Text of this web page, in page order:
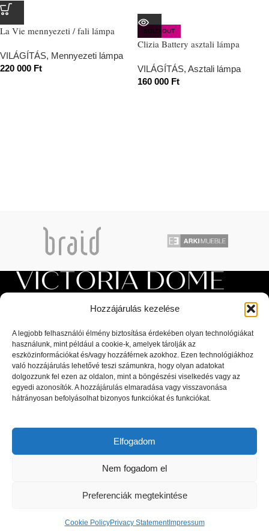
Hozzájárulás kezelése
A legjobb felhasználói élmény biztosítása érdekében olyan technológiákat
használunk, mint például a cookie-k, amelyek tárolják az
eszközinformációkat és/vagy hozzáférnek azokhoz. Ezen technológiákhoz
való hozzájárulás lehetővé teszi számunkra, hogy olyan adatokat
dolgozzunk fel ezen az oldalon, mint a böngészési viselkedés vagy az
egyedi azonosítók. A hozzájárulás elmaradása vagy visszavonása
hátrányosan befolyásolhat bizonyos funkciókat és funkciókat.
Elfogadom
Nem fogadom el
Preferenciák megtekintése
Cookie PolicyPrivacy StatementImpressum
La Vie mennyezeti / fali lámpa
VILÁGÍTÁS, Mennyezeti lámpa
220 000 Ft
SOLD OUT
Clizia Battery asztali lámpa
VILÁGÍTÁS, Asztali lámpa
160 000 Ft
Luxus beltéri és kültéri bútorok, valamint magas minőségű
kiegészítők a lakberendezési piac legnagyobb kiválóságaitól: olasz,
spanyol, portugál és skandináv dizájnerek díjnyertes termékei, a